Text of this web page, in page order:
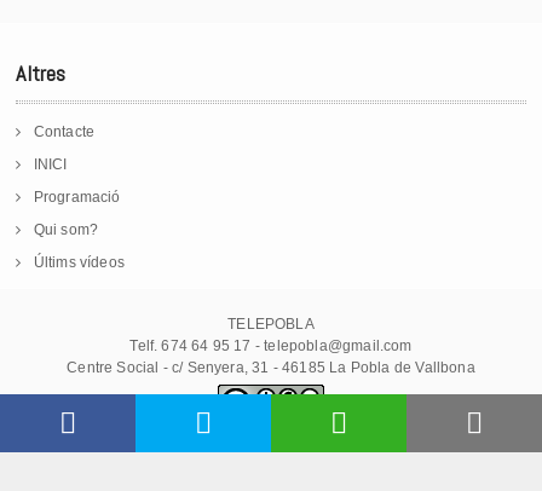
Altres
Contacte
INICI
Programació
Qui som?
Últims vídeos
TELEPOBLA
Telf. 674 64 95 17 - telepobla@gmail.com
Centre Social - c/ Senyera, 31 - 46185 La Pobla de Vallbona